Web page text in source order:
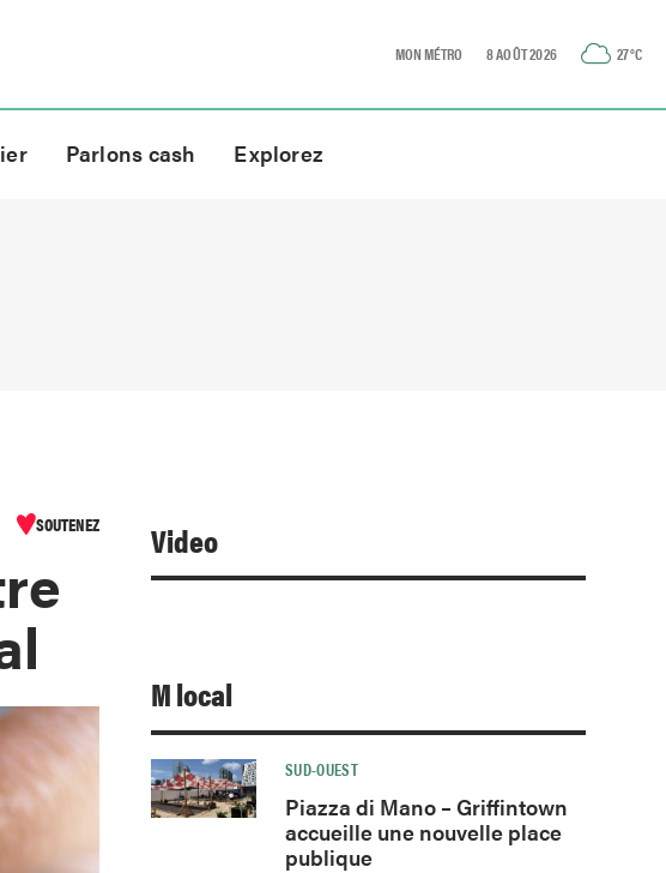
MON MÉTRO 8 AOÛT 2026 27°C
Parlons cash Explorez
SOUTENEZ Video
M local
SUD-OUEST
Piazza di Mano – Griffintown
accueille une nouvelle place
publique